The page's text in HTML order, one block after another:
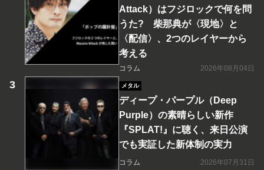
Attack）はフジロックで何を問
うた? 柴那典が〈現地〉と
〈配信〉、2つのレイヤーから
考える
コラム 2026年08月04日
メタル
ディープ・パープル（Deep
Purple）の素晴らしい新作
『SPLAT!』に聴く、来日公演
でも実証した新体制の実力
コラム 2026年07月31日